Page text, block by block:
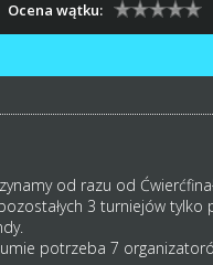
Ocena wątku:
od razu od
3 turniejów tylko
potrzeba 7